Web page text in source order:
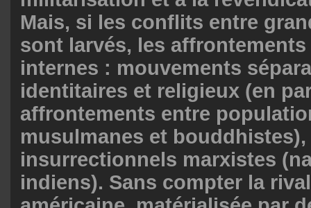
Mais, si les conflits entre
sont larvés, les
internes : mouvements
identitaires et religieux (en
affrontements entre
musulmanes et
insurrectionnels marxistes
indiens). Sans compter la